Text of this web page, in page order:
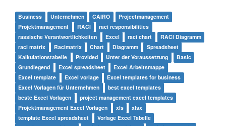
Business Unternehmen CAIRO
Projectmanagement
Projektmanagement
RACI
raci responsibilities
rassische Verantwortlichkeiten
Excel raci chart
RACI Diagramm
raci matrix
Racimatrix Chart Diagramm
Spreadsheet
Kalkulationstabelle
Provided Unter der Voraussetzung
Basic
Grundlegend
Excel spreadsheet
Excel Arbeitsmappe
Excel template
Excel vorlage
Excel templates for business
Excel Vorlagen für Unternehmen
best excel templates
beste Excel Vorlagen
project management excel templates
Projektmanagement Excel Vorlagen
xls
xlsx
template Excel spreadsheet
Vorlage Excel Tabelle